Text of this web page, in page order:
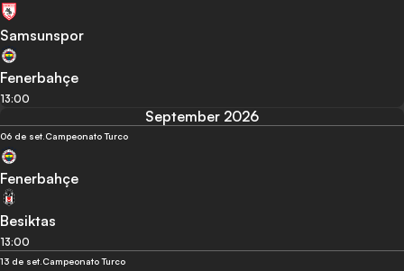
Samsunspor
Fenerbahçe
13:00
September 2026
06 de set.Campeonato Turco
Fenerbahçe
Besiktas
13:00
13 de set.Campeonato Turco